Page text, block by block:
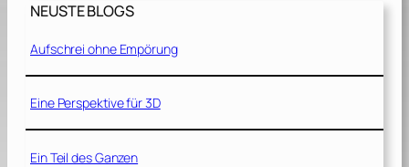
NEUSTE BLOGS
Aufschrei ohne Empörung
Eine Perspektive für 3D
Ein Teil des Ganzen